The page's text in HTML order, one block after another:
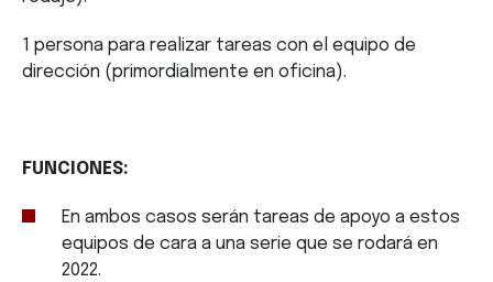
1 persona para realizar tareas con el equipo de
dirección (primordialmente en oficina).
FUNCIONES:
En ambos casos serán tareas de apoyo a estos
equipos de cara a una serie que se rodará en
2022.